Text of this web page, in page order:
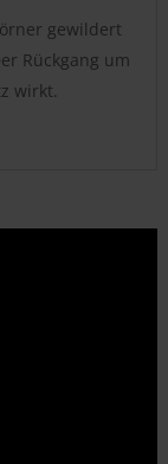
gewildert
Rückgang um
wirkt.